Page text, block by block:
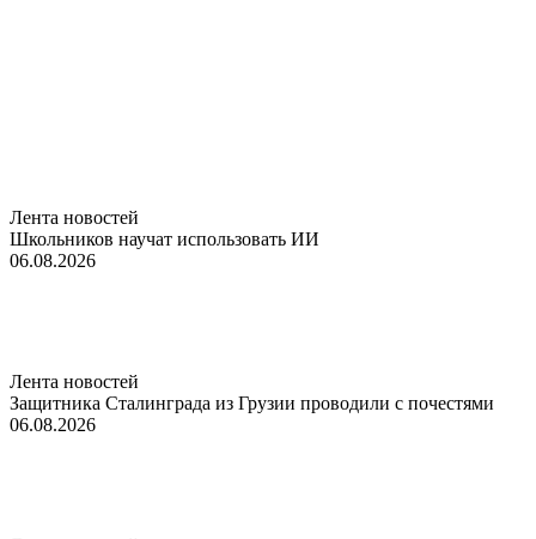
Лента новостей
Школьников научат использовать ИИ
06.08.2026
Лента новостей
Защитника Сталинграда из Грузии проводили с почестями
06.08.2026